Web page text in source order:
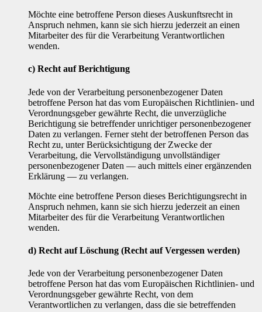
Möchte eine betroffene Person dieses Auskunftsrecht in
Anspruch nehmen, kann sie sich hierzu jederzeit an einen
Mitarbeiter des für die Verarbeitung Verantwortlichen
wenden.
c) Recht auf Berichtigung
Jede von der Verarbeitung personenbezogener Daten
betroffene Person hat das vom Europäischen Richtlinien- und
Verordnungsgeber gewährte Recht, die unverzügliche
Berichtigung sie betreffender unrichtiger personenbezogener
Daten zu verlangen. Ferner steht der betroffenen Person das
Recht zu, unter Berücksichtigung der Zwecke der
Verarbeitung, die Vervollständigung unvollständiger
personenbezogener Daten — auch mittels einer ergänzenden
Erklärung — zu verlangen.
Möchte eine betroffene Person dieses Berichtigungsrecht in
Anspruch nehmen, kann sie sich hierzu jederzeit an einen
Mitarbeiter des für die Verarbeitung Verantwortlichen
wenden.
d) Recht auf Löschung (Recht auf Vergessen werden)
Jede von der Verarbeitung personenbezogener Daten
betroffene Person hat das vom Europäischen Richtlinien- und
Verordnungsgeber gewährte Recht, von dem
Verantwortlichen zu verlangen, dass die sie betreffenden